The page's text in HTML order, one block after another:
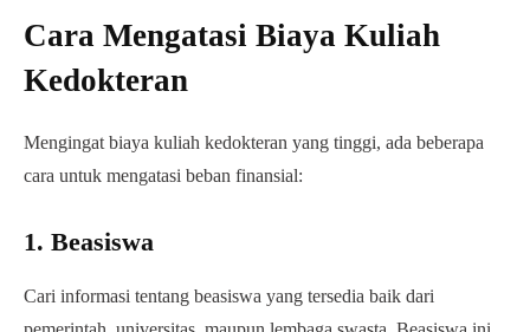
Cara Mengatasi Biaya Kuliah
Kedokteran
Mengingat biaya kuliah kedokteran yang tinggi, ada beberapa
cara untuk mengatasi beban finansial:
1. Beasiswa
Cari informasi tentang beasiswa yang tersedia baik dari